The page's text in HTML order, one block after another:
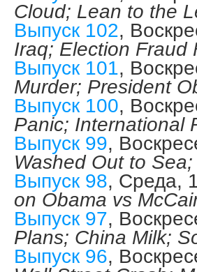
Cloud; Lean to the
Выпуск 102,
Iraq; Election Fraud
Выпуск 101,
Murder; President
Выпуск 100,
Panic; International
Выпуск 99,
Washed Out to
Выпуск 98, Среда,
on Obama vs
Выпуск 97,
Plans; China Milk;
Выпуск 96,